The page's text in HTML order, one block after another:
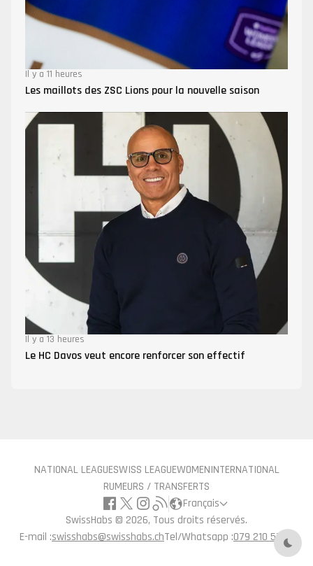
Il y a 11 heures
Les maillots des ZSC Lions pour la nouvelle saison
Il y a 13 heures
Le HC Davos veut encore renforcer son effectif
NATIONAL LEAGUESWISS LEAGUEWOMENINTERNATIONAL
RUMEURS / TRANSFERTS
Français
SwissHabs © 2026, Tous droits réservés.
E-mail :swisshabs@swisshabs.chTel/Whatsapp :079 210 57 71